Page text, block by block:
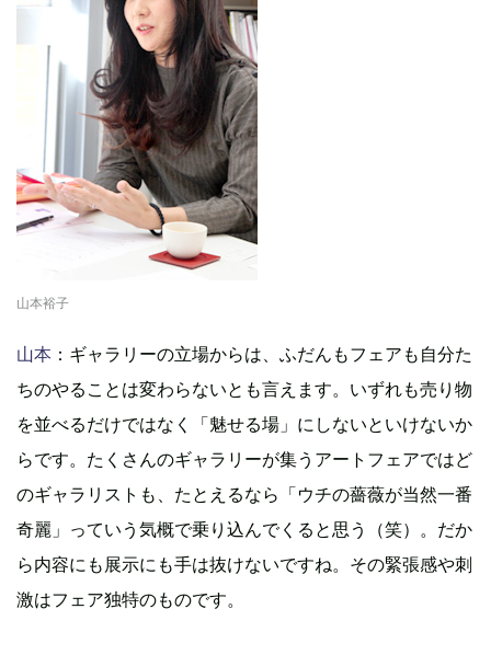
山本裕子
山本 ：ギャラリーの立場からは、ふだんもフェアも自分た
ちのやることは変わらないとも言えます。いずれも売り物
を並べるだけではなく「魅せる場」にしないといけないか
らです。たくさんのギャラリーが集うアートフェアではど
のギャラリストも、たとえるなら「ウチの薔薇が当然一番
奇麗」っていう気概で乗り込んでくると思う（笑）。だか
ら内容にも展示にも手は抜けないですね。その緊張感や刺
激はフェア独特のものです。